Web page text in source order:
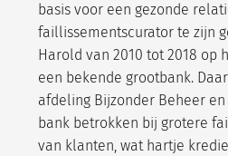
basis voor een gezonde
faillissementscurator te zijn
Harold van 2010 tot 2018 op
een bekende grootbank.
afdeling Bijzonder Beheer
bank betrokken bij grotere
van klanten, wat hartje